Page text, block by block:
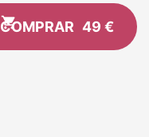
COMPRAR 49 €